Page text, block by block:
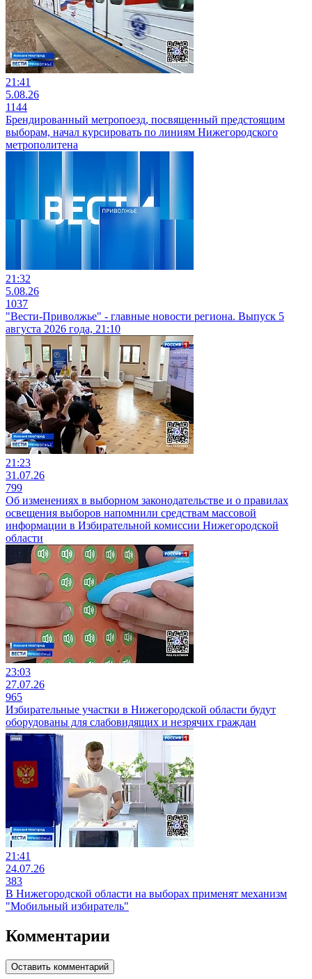
21:41
5.08.26
1144
Брендированный метропоезд, посвященный предстоящим
выборам, начал курсировать по линиям Нижегородского
метрополитена
21:32
5.08.26
1037
"Вести-Приволжье" - главные новости региона. Выпуск 5
августа 2026 года, 21:10
21:23
31.07.26
799
Об изменениях в выборном законодательстве и о правилах
освещения выборов напомнили средствам массовой
информации в Избирательной комиссии Нижегородской
области
23:03
27.07.26
965
Избирательные участки в Нижегородской области будут
оборудованы для слабовидящих и незрячих граждан
21:41
24.07.26
383
В Нижегородской области на выборах применят механизм
"Мобильный избиратель"
Комментарии
Оставить комментарий